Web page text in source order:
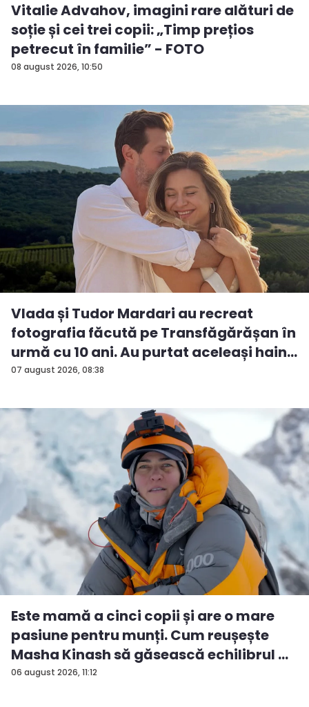
08 august 2026, 10:50
Vitalie Advahov, imagini rare alături de
soție și cei trei copii: „Timp prețios
petrecut în familie” - FOTO
07 august 2026, 08:38
Vlada și Tudor Mardari au recreat
fotografia făcută pe Transfăgărășan în
urmă cu 10 ani. Au purtat aceleași hain...
06 august 2026, 11:12
Este mamă a cinci copii și are o mare
pasiune pentru munți. Cum reușește
Masha Kinash să găsească echilibrul ...